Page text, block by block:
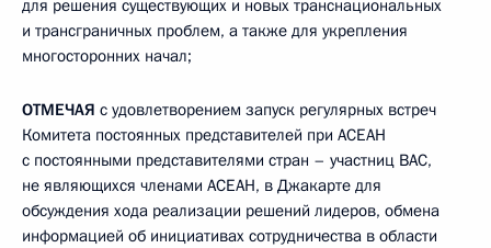
для решения существующих и новых транснациональных
и трансграничных проблем, а также для укрепления
многосторонних начал;
ОТМЕЧАЯ с удовлетворением запуск регулярных встреч
Комитета постоянных представителей при АСЕАН
с постоянными представителями стран – участниц ВАС,
не являющихся членами АСЕАН, в Джакарте для
обсуждения хода реализации решений лидеров, обмена
информацией об инициативах сотрудничества в области